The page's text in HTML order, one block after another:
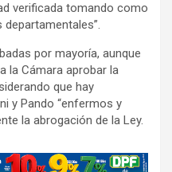
verificada tomando como
por mayoría, aunque
la Cámara aprobar la
que hay
y Pando “enfermos y
la abrogación de la Ley.